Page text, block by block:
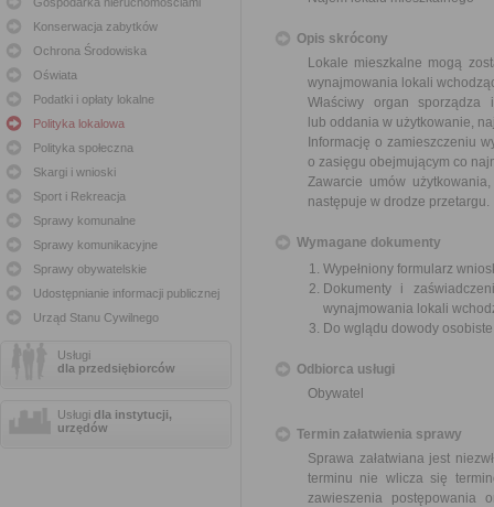
Konserwacja zabytków
Ochrona Środowiska
Oświata
Podatki i opłaty lokalne
Polityka lokalowa
Polityka społeczna
Skargi i wnioski
Sport i Rekreacja
Sprawy komunalne
Sprawy komunikacyjne
Sprawy obywatelskie
Udostępnianie informacji publicznej
Urząd Stanu Cywilnego
Usługi
dla przedsiębiorców
Usługi dla instytucji,
urzędów
Opis skrócony
Lokale mieszkalne mogą
wynajmowania lokali
Właściwy organ
lub oddania w użytkowanie,
Informację o zamieszczeniu
o zasięgu obejmującym co
Zawarcie umów
następuje w drodze przetargu.
Wymagane dokumenty
Wypełniony formularz
Dokumenty i
wynajmowania lokali
Do wglądu dowody
Odbiorca usługi
Obywatel
Termin załatwienia sprawy
Sprawa załatwiana jest
terminu nie wlicza się
zawieszenia postępowania